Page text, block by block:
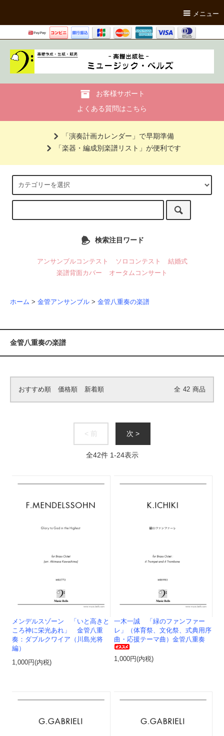
メニュー
お客様サポート
よくある質問はこちら
「演奏計画カレンダー」で早期準備
「楽器・編成別楽譜リスト」が便利です
検索注目ワード
アンサンブルコンテスト ソロコンテスト
結婚式
楽譜背面カバー
オータムコンサート
ホーム > 金管アンサンブル > 金管八重奏の楽譜
金管八重奏の楽譜
おすすめ順 価格順 新着順 全 42 商品
< 前 次 >
全42件 1-24表示
メンデルスゾーン 「いと高きと
ころ神に栄光あれ」 金管八重
奏：ダブルクワイア（川島光将
編）
1,000円(内税)
一木一誠 「緑のファンファー
レ」（体育祭、文化祭、式典用序
曲・応援テーマ曲）金管八重奏
1,000円(内税)